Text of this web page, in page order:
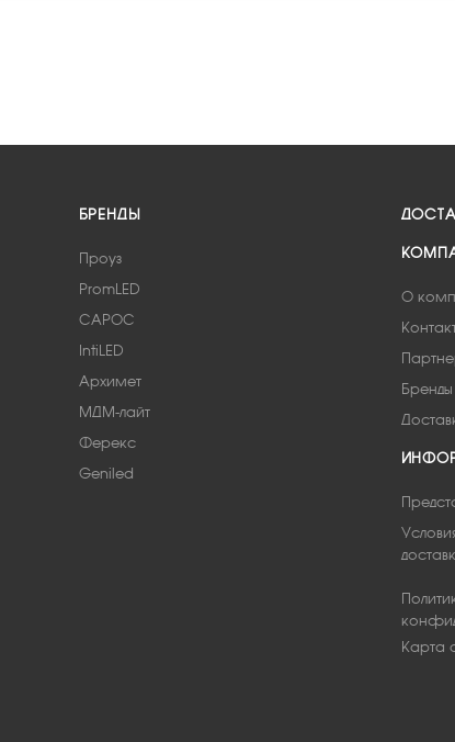
БРЕНДЫ
Проуз
PromLED
САРОС
IntiLED
Архимет
МДМ-лайт
Ферекс
Geniled
О
Бренды
Карта